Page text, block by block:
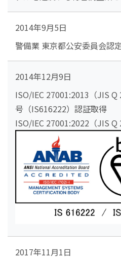
2014年9月5日
警備業 東京都公安委員会認
2014年12月9日
ISO/IEC 27001:2013（JIS
号（IS616222）認証取得
ISO/IEC 27001:2022（JIS
2017年11月1日